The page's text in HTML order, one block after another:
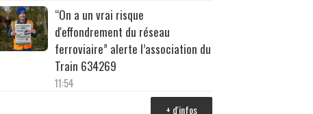
“On a un vrai risque
d'effondrement du réseau
ferroviaire” alerte l’association du
Train 634269
11:54
+ d'infos